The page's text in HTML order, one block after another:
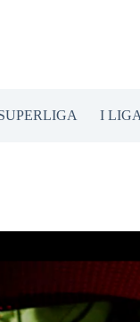
I LIGA